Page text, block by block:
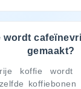
wordt
gemaakt?
koffie wordt